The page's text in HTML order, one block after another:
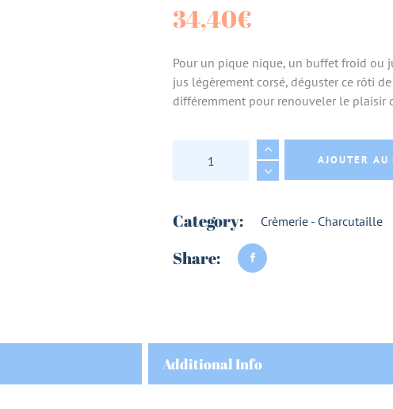
34,40€
Pour un pique nique, un buffet froid ou
jus légèrement corsé, déguster ce rôti
différemment pour renouveler le plaisir
ROTI DE PORC BIO CUIT A
AJOUTER AU
Category: Crèmerie - Charcutaille
Share:
Additional Info